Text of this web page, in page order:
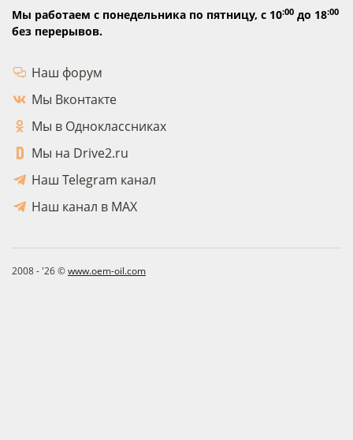
Мы работаем с понедельника по пятницу, с 10:00 до 18:00
без перерывов.
Наш форум
Мы Вконтакте
Мы в Одноклассниках
Мы на Drive2.ru
Наш Telegram канал
Наш канал в MAX
2008 - '26 ©www.oem-oil.com